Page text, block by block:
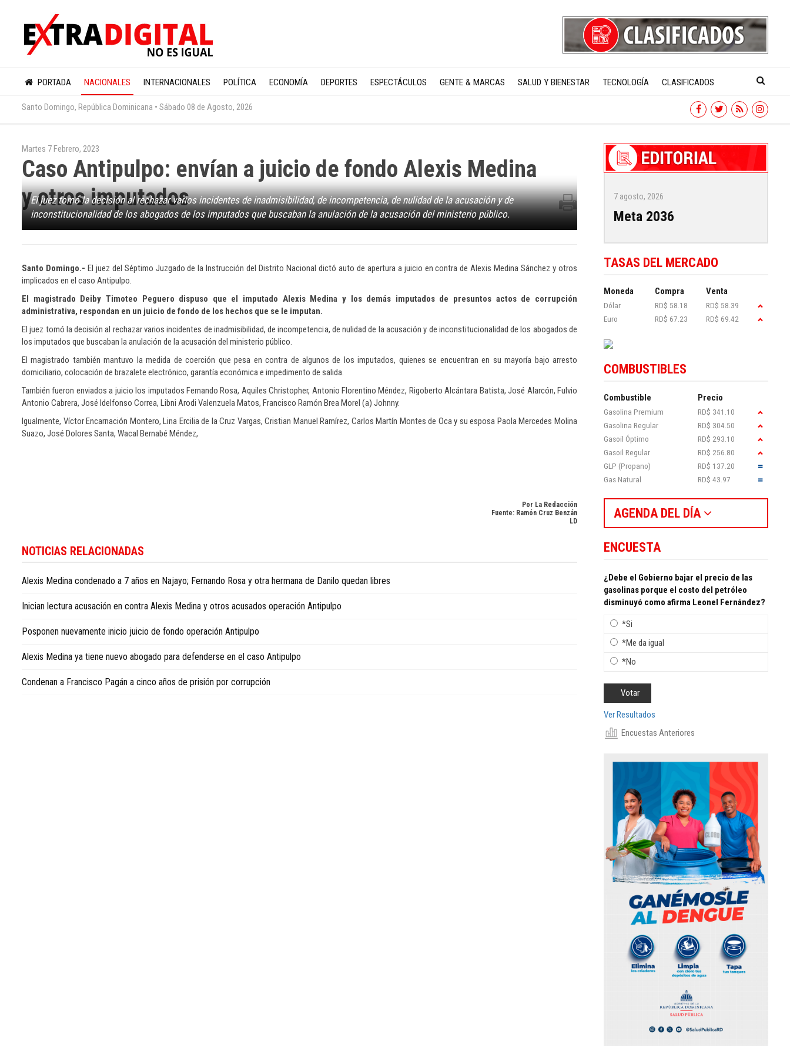
PORTADA NACIONALES INTERNACIONALES POLÍTICA ECONOMÍA DEPORTES ESPECTÁCULOS GENTE & MARCAS SALUD Y BIENESTAR TECNOLOGÍA CLASIFICADOS
Santo Domingo, República Dominicana • Sábado 08 de Agosto, 2026
Martes 7 Febrero, 2023
Caso Antipulpo: envían a juicio de fondo Alexis Medina
y otros imputados
El juez tomó la decisión al rechazar varios incidentes de inadmisibilidad, de incompetencia, de nulidad de la acusación y de
inconstitucionalidad de los abogados de los imputados que buscaban la anulación de la acusación del ministerio público.
Santo Domingo.- El juez del Séptimo Juzgado de la Instrucción del Distrito Nacional dictó auto de apertura a juicio en contra de Alexis Medina Sánchez y otros
implicados en el caso Antipulpo.
El magistrado Deiby Timoteo Peguero dispuso que el imputado Alexis Medina y los demás imputados de presuntos actos de corrupción
administrativa, respondan en un juicio de fondo de los hechos que se le imputan.
El juez tomó la decisión al rechazar varios incidentes de inadmisibilidad, de incompetencia, de nulidad de la acusación y de inconstitucionalidad de los abogados de
los imputados que buscaban la anulación de la acusación del ministerio público.
El magistrado también mantuvo la medida de coerción que pesa en contra de algunos de los imputados, quienes se encuentran en su mayoría bajo arresto
domiciliario, colocación de brazalete electrónico, garantía económica e impedimento de salida.
También fueron enviados a juicio los imputados Fernando Rosa, Aquiles Christopher, Antonio Florentino Méndez, Rigoberto Alcántara Batista, José Alarcón, Fulvio
Antonio Cabrera, José Idelfonso Correa, Libni Arodi Valenzuela Matos, Francisco Ramón Brea Morel (a) Johnny.
Igualmente, Víctor Encarnación Montero, Lina Ercilia de la Cruz Vargas, Cristian Manuel Ramírez, Carlos Martín Montes de Oca y su esposa Paola Mercedes Molina
Suazo, José Dolores Santa, Wacal Bernabé Méndez,
Por La Redacción
Fuente: Ramón Cruz Benzán
LD
conocer
sobre
República
visite
Republic
in
NOTICIAS RELACIONADAS
Alexis Medina condenado a 7 años en Najayo; Fernando Rosa y otra hermana de Danilo quedan libres
Inician lectura acusación en contra Alexis Medina y otros acusados operación Antipulpo
Posponen nuevamente inicio juicio de fondo operación Antipulpo
Alexis Medina ya tiene nuevo abogado para defenderse en el caso Antipulpo
Condenan a Francisco Pagán a cinco años de prisión por corrupción
7 agosto, 2026
Meta 2036
TASAS DEL MERCADO
Moneda Compra Venta
Dólar RD$ 58.18
RD$ 58.39
Euro
RD$ 67.23 RD$ 69.42
COMBUSTIBLES
Combustible Precio
Gasolina Premium
RD$ 341.10
Gasolina Regular
RD$ 304.50
Gasoil Óptimo
RD$ 293.10
Gasoil Regular
RD$ 256.80
GLP (Propano)
RD$ 137.20
Gas Natural
RD$ 43.97
AGENDA DEL DÍA
ENCUESTA
¿Debe el Gobierno bajar el precio de las
gasolinas porque el costo del petróleo
disminuyó como afirma Leonel Fernández?
*Si
*Me da igual
*No
Ver Resultados
Encuestas Anteriores